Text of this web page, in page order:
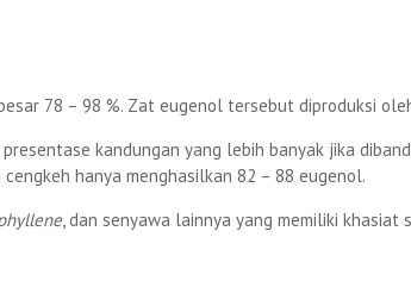
78 – 98 %. Zat eugenol tersebut diproduksi
kandungan yang lebih banyak jika
hanya menghasilkan 82 – 88 eugenol.
, dan senyawa lainnya yang memiliki